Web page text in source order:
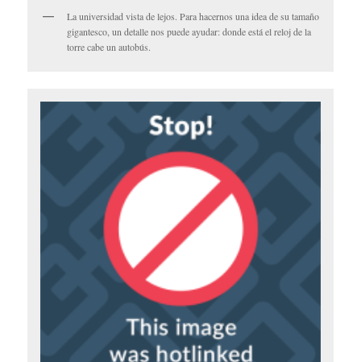
La universidad vista de lejos. Para hacernos una idea de su tamaño
gigantesco, un detalle nos puede ayudar: donde está el reloj de la
torre cabe un autobús.